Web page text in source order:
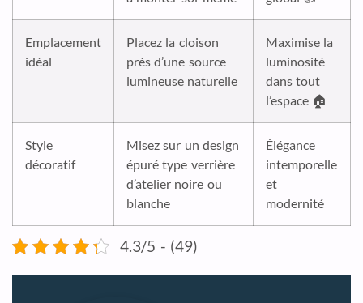
Emplacement
idéal
Placez la cloison
près d’une source
lumineuse naturelle
Maximise la
luminosité
dans tout
l’espace 🏠
Style
décoratif
Misez sur un design
épuré type verrière
d’atelier noire ou
blanche
Élégance
intemporelle
et
modernité
4.3/5 - (49)